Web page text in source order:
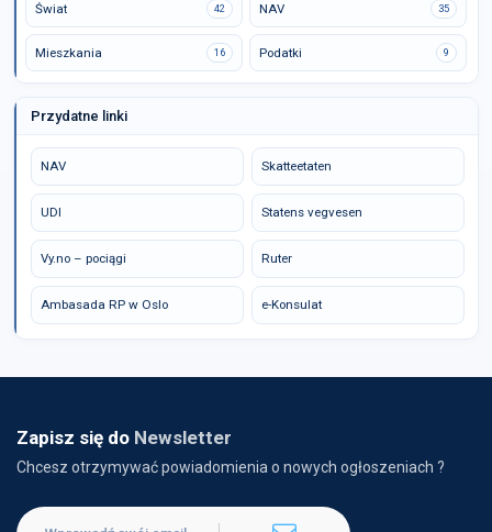
Świat 42 NAV 35
Mieszkania 16 Podatki 9
Przydatne linki
NAV Skatteetaten
UDI Statens vegvesen
Vy.no – pociągi Ruter
Ambasada RP w Oslo e-Konsulat
Zapisz się do Newsletter
Chcesz otrzymywać powiadomienia o nowych ogłoszeniach ?